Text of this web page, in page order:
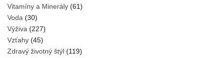
Vitamíny a Minerály (61)
Voda (30)
Výživa (227)
Vzťahy (45)
Zdravý životný štýl (119)